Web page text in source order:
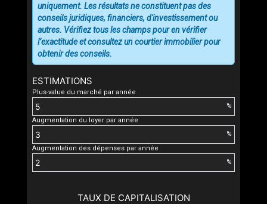
ESTIMATIONS
Plus-value du marché par année
%
Augmentation du loyer par année
%
Augmentation des dépenses par année
%
uniquement. Les résultats ne constituent pas des
conseils juridiques, financiers, d'investissement ou
autres. Vérifiez tous les champs pour en vérifier
l’exactitude et consultez un courtier immobilier pour
obtenir des conseils.
TAUX DE CAPITALISATION